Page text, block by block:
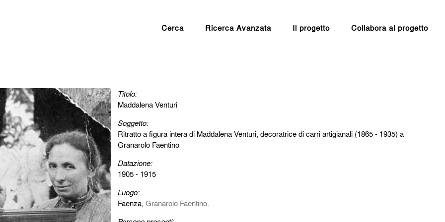
Cerca Ricerca Avanzata Il progetto Collabora al progetto
Titolo:
Maddalena Venturi
Soggetto:
Ritratto a figura intera di Maddalena Venturi, decoratrice di carri artigianali (1865 - 1935) a
Granarolo Faentino
Datazione:
1905 - 1915
Luogo:
Faenza, Granarolo Faentino.